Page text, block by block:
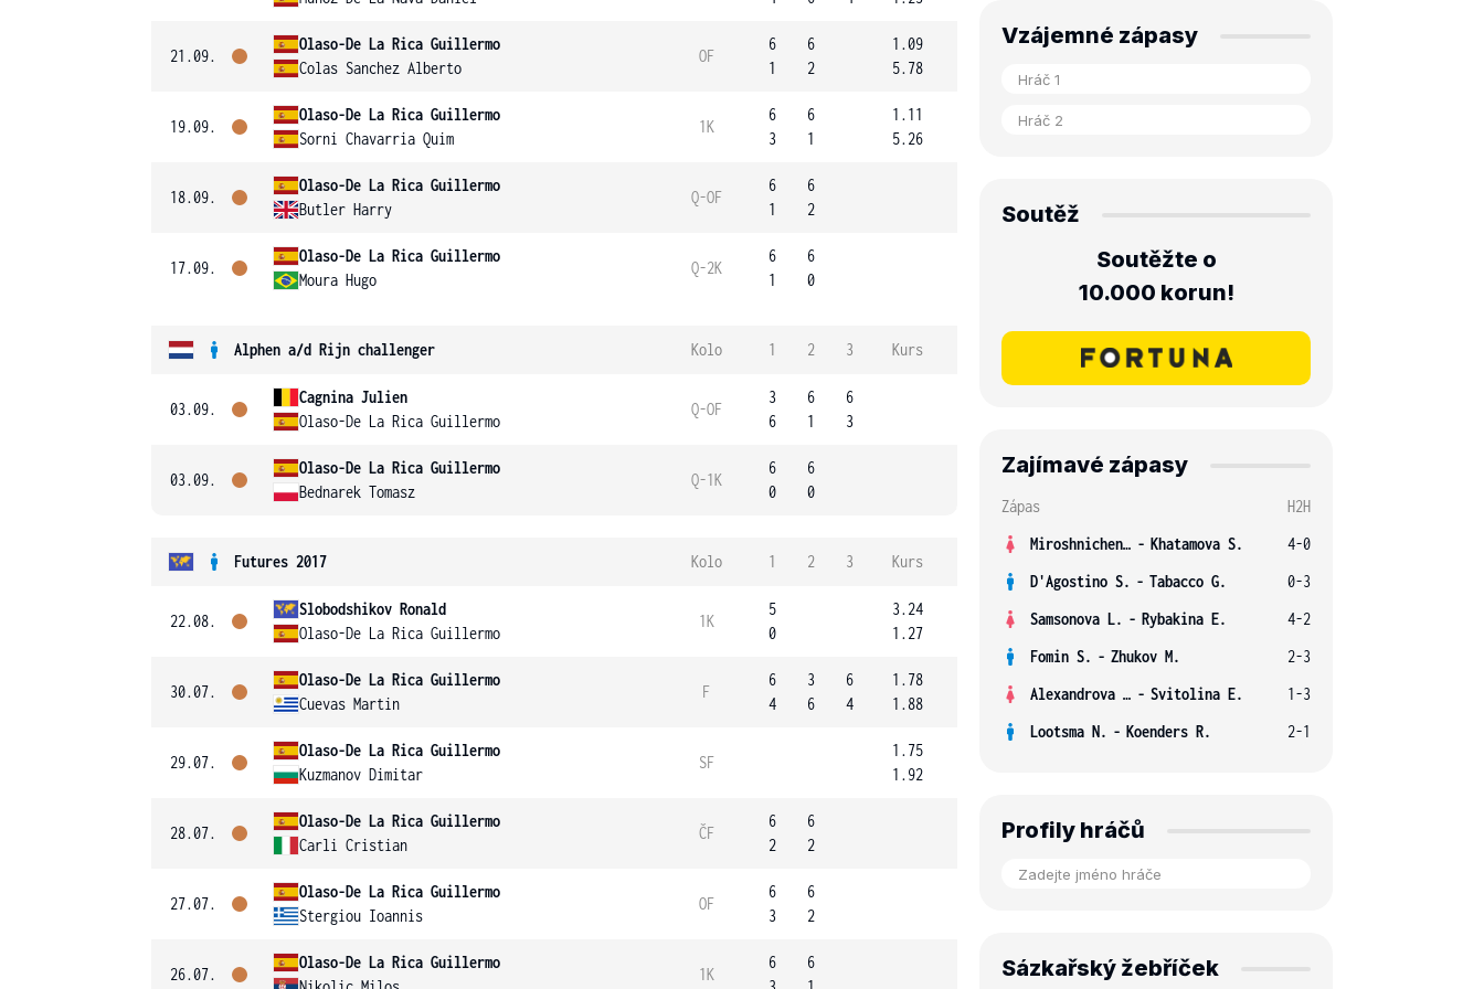
21.09.
Olaso-De La Rica Guillermo
Colas Sanchez Alberto
OF
6
1
6
2
1.09
5.78
19.09.
Olaso-De La Rica Guillermo
Sorni Chavarria Quim
1K
6
3
6
1
1.11
5.26
18.09.
Olaso-De La Rica Guillermo
Butler Harry
Q-OF
6
1
6
2
17.09.
Olaso-De La Rica Guillermo
Moura Hugo
Q-2K
6
1
6
0
Alphen a/d Rijn challenger Kolo 1 2 3 Kurs
03.09.
Cagnina Julien
Olaso-De La Rica Guillermo
Q-OF
3
6
6
1
6
3
03.09.
Olaso-De La Rica Guillermo
Bednarek Tomasz
Q-1K
6
0
6
0
Futures 2017 Kolo 1 2 3 Kurs
22.08.
Slobodshikov Ronald
Olaso-De La Rica Guillermo
1K
5
0
3.24
1.27
30.07.
Olaso-De La Rica Guillermo
Cuevas Martin
F
6
4
3
6
6
4
1.78
1.88
29.07.
Olaso-De La Rica Guillermo
Kuzmanov Dimitar
SF
1.75
1.92
28.07.
Olaso-De La Rica Guillermo
Carli Cristian
ČF
6
2
6
2
27.07.
Olaso-De La Rica Guillermo
Stergiou Ioannis
OF
6
3
6
2
26.07.
Olaso-De La Rica Guillermo
1K
6
6
Vzájemné zápasy
Soutěž
Soutěžte o
10.000 korun!
Zajímavé zápasy
Zápas
H2H
Miroshnichenko V. - Khatamova S.
4-0
D'Agostino S. - Tabacco G.
0-3
Samsonova L. - Rybakina E.
4-2
Fomin S. - Zhukov M.
2-3
Alexandrova E. - Svitolina E.
1-3
Lootsma N. - Koenders R. 2-1
Profily hráčů
Sázkařský žebříček